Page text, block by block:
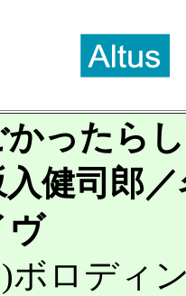
かったら
健司郎／
ヴ
ロディ